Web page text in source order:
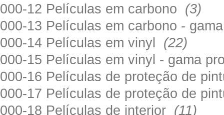
000-12 Películas em carbono (3)
000-13 Películas em carbono -
000-14 Películas em vinyl (22)
000-15 Películas em vinyl - gama
000-16 Películas de proteção de
000-17 Películas de proteção de
000-18 Películas de interior (11)